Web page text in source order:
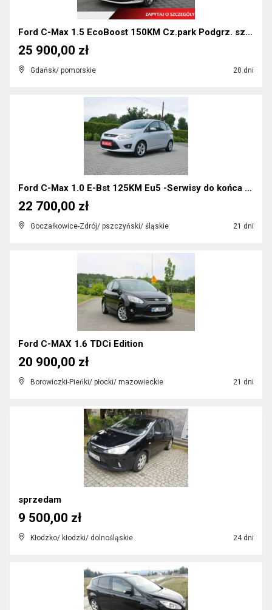
Ford C-Max 1.5 EcoBoost 150KM Cz.park Podgrz. szyb...
Gdańsk/ pomorskie 20 dni
25 900,00 zł
Ford C-Max 1.0 E-Bst 125KM Eu5 -Serwisy do końca -...
Goczałkowice-Zdrój/ pszczyński/ śląskie 21 dni
22 700,00 zł
Ford C-MAX 1.6 TDCi Edition
Borowiczki-Pieńki/ płocki/ mazowieckie 21 dni
20 900,00 zł
sprzedam
Kłodzko/ kłodzki/ dolnośląskie 24 dni
9 500,00 zł